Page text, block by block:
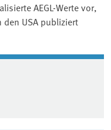
AEGL-Werte vor,
den USA publiziert